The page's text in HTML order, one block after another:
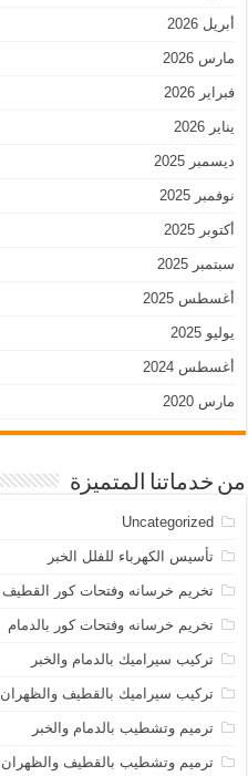
أبريل 2026
مارس 2026
فبراير 2026
يناير 2026
ديسمبر 2025
نوفمبر 2025
أكتوبر 2025
سبتمبر 2025
أغسطس 2025
يوليو 2025
أغسطس 2024
مارس 2020
من خدماتنا المتميزة
Uncategorized
تأسيس الكهرباء للفلل الخبر
تخريم خرسانه وفتحات كور القطيف
تخريم خرسانه وفتحات كور بالدمام
تركيب سيراميك بالدمام والخبر
تركيب سيراميك بالقطيف والظهران
ترميم وتشطيب بالدمام والخبر
ترميم وتشطيب بالقطيف والظهران